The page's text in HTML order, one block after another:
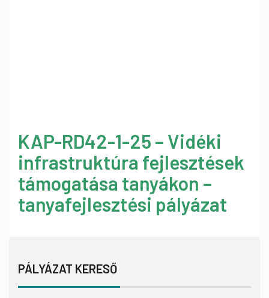
KAP-RD42-1-25 – Vidéki
infrastruktúra fejlesztések
támogatása tanyákon –
tanyafejlesztési pályázat
PÁLYÁZAT KERESŐ